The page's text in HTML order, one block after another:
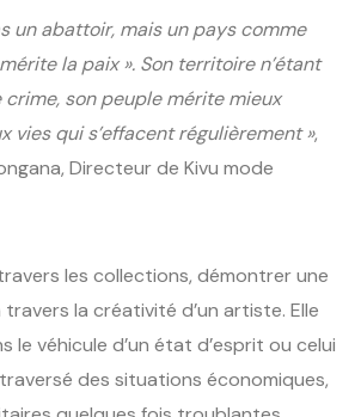
un abattoir, mais un pays comme
la paix ». Son territoire n’étant
son peuple mérite mieux
vies qui s’effacent régulièrement »,
Directeur de Kivu mode
les collections, démontrer une
la créativité d’un artiste. Elle
le véhicule d’un état d’esprit ou celui
des situations économiques,